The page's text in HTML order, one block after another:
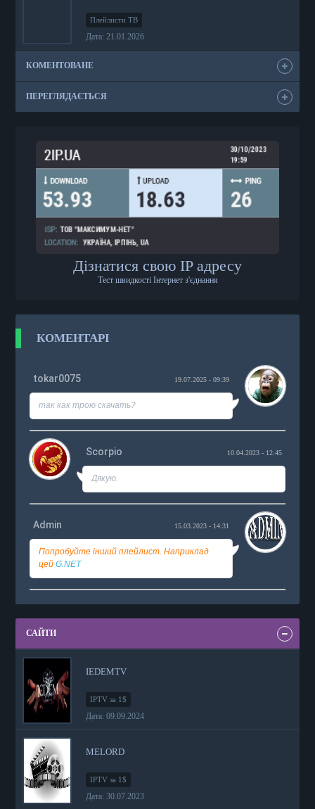
Плейлисти ТВ
Дата: 21.01.2026
КОМЕНТОВАНЕ
ПЕРЕГЛЯДАЄТЬСЯ
Дізнатися свою IP адресу
Тест швидкості Інтернет з'єднання
КОМЕНТАРІ
tokar0075 19.07.2025 - 09:39
так как трою скачать?
Scorpio 10.04.2023 - 12:45
Дякую.
Admin 15.03.2023 - 14:31
Попробуйте інший плейлист. Наприклад
цейG.NET
САЙТИ
IEDEMTV
IPTV за 1$
Дата: 09.09.2024
MELORD
IPTV за 1$
Дата: 30.07.2023